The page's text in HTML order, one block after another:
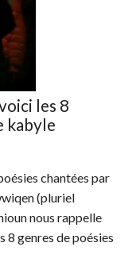
les 8
kabyle
chantées par
(pluriel
nous rappelle
8 genres de poésies